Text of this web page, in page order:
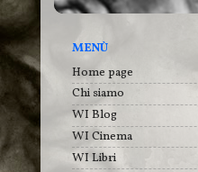
MENÙ
Home page
Chi siamo
WI Blog
WI Cinema
WI Libri